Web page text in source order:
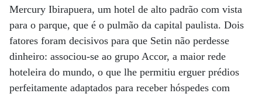
Mercury Ibirapuera, um hotel de alto padrão com vista
para o parque, que é o pulmão da capital paulista. Dois
fatores foram decisivos para que Setin não perdesse
dinheiro: associou-se ao grupo Accor, a maior rede
hoteleira do mundo, o que lhe permitiu erguer prédios
perfeitamente adaptados para receber hóspedes com